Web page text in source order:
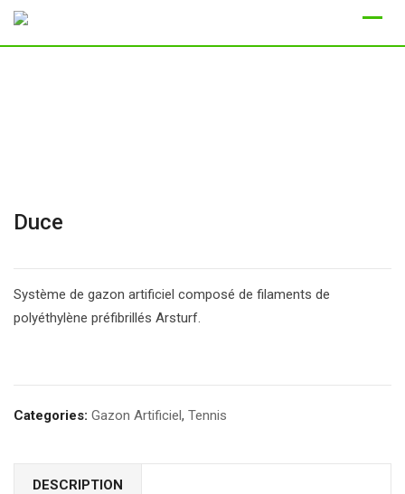
Skip
Duce
Système de gazon artificiel composé de filaments de
polyéthylène préfibrillés Arsturf.
Categories: Gazon Artificiel, Tennis
DESCRIPTION